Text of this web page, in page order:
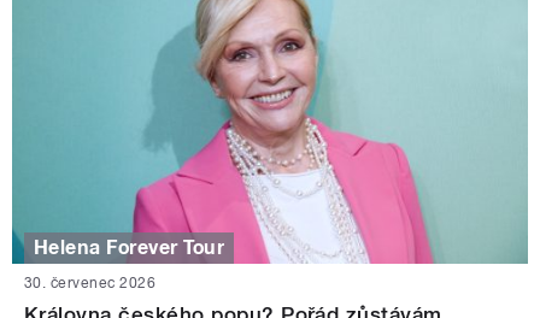
Helena Forever Tour
30. červenec 2026